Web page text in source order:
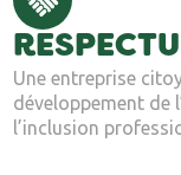
Une entreprise
développement de
l’inclusion